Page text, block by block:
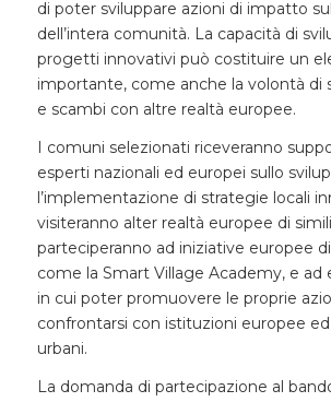
di poter sviluppare azioni di impatto
dell’intera comunità. La capacità di
progetti innovativi può costituire un
importante, come anche la volontà di
e scambi con altre realtà europee.
I comuni selezionati riceveranno
esperti nazionali ed europei sullo
l’implementazione di strategie locali
visiteranno alter realtà europee di
parteciperanno ad iniziative europee
come la Smart Village Academy, e ad
in cui poter promuovere le proprie
confrontarsi con istituzioni europee
urbani.
La domanda di partecipazione al